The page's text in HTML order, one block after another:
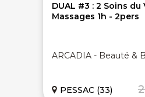
DUAL #3 : 2 Soins du
Massages 1h - 2pers
ARCADIA - Beauté &
PESSAC (33)